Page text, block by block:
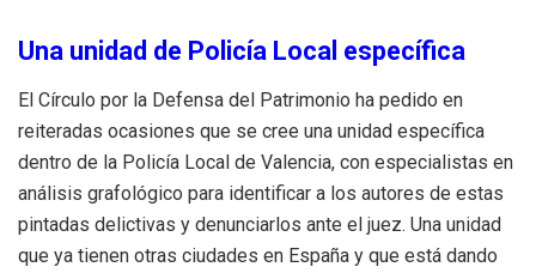
Una unidad de Policía Local específica
El Círculo por la Defensa del Patrimonio ha pedido en
reiteradas ocasiones que se cree una unidad específica
dentro de la Policía Local de Valencia, con especialistas en
análisis grafológico para identificar a los autores de estas
pintadas delictivas y denunciarlos ante el juez. Una unidad
que ya tienen otras ciudades en España y que está dando